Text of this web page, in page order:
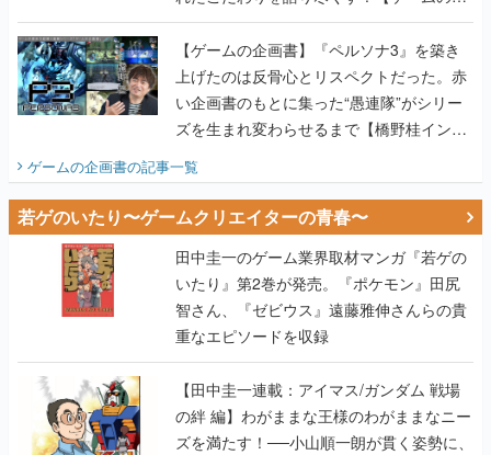
画書】
【ゲームの企画書】『ペルソナ3』を築き
上げたのは反骨心とリスペクトだった。赤
い企画書のもとに集った“愚連隊”がシリー
ズを生まれ変わらせるまで【橋野桂インタ
ビュー】
ゲームの企画書の記事一覧
若ゲのいたり〜ゲームクリエイターの青春〜
田中圭一のゲーム業界取材マンガ『若ゲの
いたり』第2巻が発売。『ポケモン』田尻
智さん、『ゼビウス』遠藤雅伸さんらの貴
重なエピソードを収録
【田中圭一連載：アイマス/ガンダム 戦場
の絆 編】わがままな王様のわがままなニー
ズを満たす！──小山順一朗が貫く姿勢に、